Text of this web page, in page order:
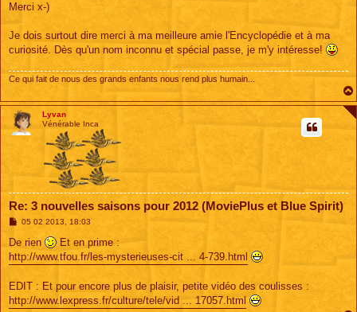
Merci x-)
Je dois surtout dire merci à ma meilleure amie l'Encyclopédie et à ma
curiosité. Dès qu'un nom inconnu et spécial passe, je m'y intéresse!
Ce qui fait de nous des grands enfants nous rend plus humain...
Lyvan
Vénérable Inca
Re: 3 nouvelles saisons pour 2012 (MoviePlus et Blue Spirit)
M
s
a
05 02 2013, 18:03
De rien
Et en prime :
http://www.tfou.fr/les-mysterieuses-cit ... 4-739.html
EDIT : Et pour encore plus de plaisir, petite vidéo des coulisses :
http://www.lexpress.fr/culture/tele/vid ... 17057.html